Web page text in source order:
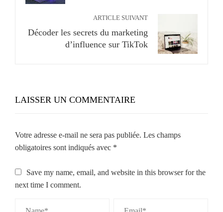
ARTICLE SUIVANT
Décoder les secrets du marketing
d’influence sur TikTok
LAISSER UN COMMENTAIRE
Votre adresse e-mail ne sera pas publiée. Les champs
obligatoires sont indiqués avec *
Save my name, email, and website in this browser for the
next time I comment.